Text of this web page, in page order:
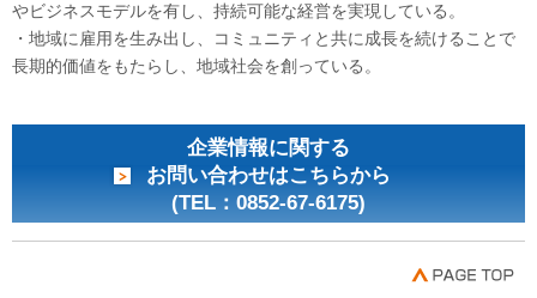
やビジネスモデルを有し、持続可能な経営を実現している。
・地域に雇用を生み出し、コミュニティと共に成長を続けることで
長期的価値をもたらし、地域社会を創っている。
企業情報に関する
お問い合わせはこちらから
(TEL：0852-67-6175)